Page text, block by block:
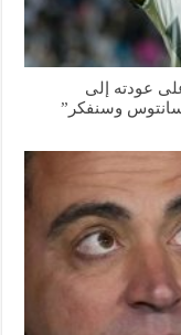
عودته إلى
وسنفكر”